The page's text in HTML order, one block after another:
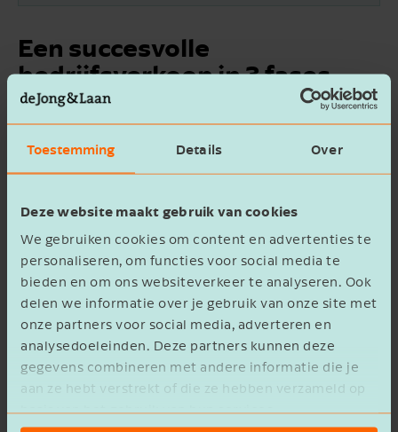
Toestemming Details Over
Deze website maakt gebruik van cookies
We gebruiken cookies om content en advertenties te
personaliseren, om functies voor social media te
bieden en om ons websiteverkeer te analyseren. Ook
delen we informatie over je gebruik van onze site met
onze partners voor social media, adverteren en
analysedoeleinden. Deze partners kunnen deze
gegevens combineren met andere informatie die je
aan ze hebt verstrekt of die ze hebben verzameld op
basis van het gebruik van hun services.
STUUR MIJ DE
WHITEPAPER "EEN
SUCCESVOLLE
BEDRIJFSVERKOOP IN 3
FASES"
Bedrijfsnaam
E-mailadres
Een succesvolle
bedrijfsverkoop in 3 fases
Download whitepaper
STUUR MIJ DE
WHITEPAPER "EEN
SUCCESVOLLE
BEDRIJFSVERKOOP IN 3
FASES"
Bedrijfsnaam
E-mailadres
Inhoud whitepaper
Het verkoopproces delen we op in 3 hoofdfases:
De voorbereidingsfase
De verkoopfase
Het afronden van de transactie
Wil je weten hoe je deze fases kunt doorlopen?